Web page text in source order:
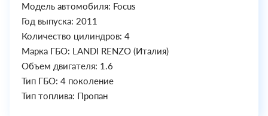
Модель автомобиля: Focus
Год выпуска: 2011
Количество цилиндров: 4
Марка ГБО: LANDI RENZO (Италия)
Объем двигателя: 1.6
Тип ГБО: 4 поколение
Тип топлива: Пропан